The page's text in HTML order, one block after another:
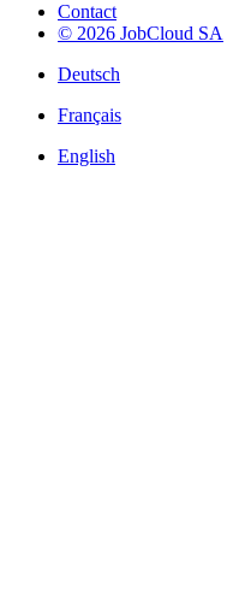
Contact
© 2026 JobCloud SA
Deutsch
Français
English